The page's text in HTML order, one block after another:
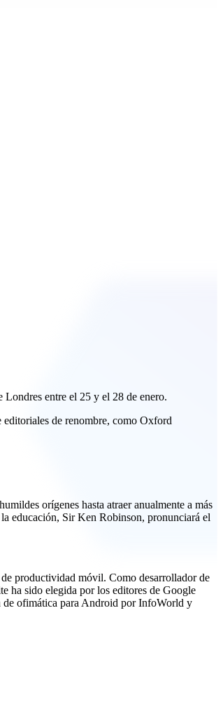
entre el 25 y el 28 de enero.
de renombre, como Oxford
orígenes hasta atraer anualmente a más
educación, Sir Ken Robinson, pronunciará el
productividad móvil. Como desarrollador de
ha sido elegida por los editores de Google
de ofimática para Android por InfoWorld y